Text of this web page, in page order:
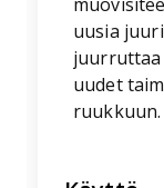
uusia
juurruttaa
uudet
ruukkuun.